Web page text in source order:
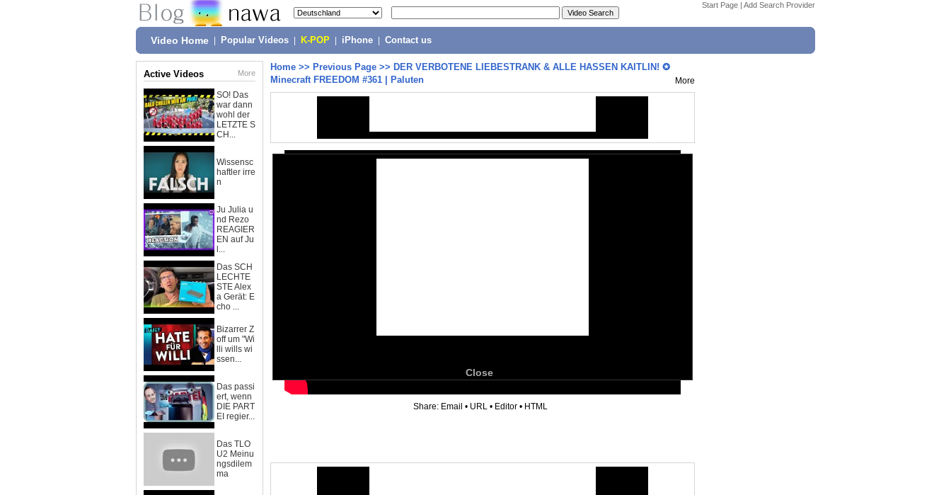
Start Page | Add Search Provider
Video Home Popular Videos K-POP iPhone Contact us
Active Videos More
SO! Das
war dann
wohl der
LETZTE S
CH...
Wissensc
haftler irre
n
Ju Julia u
nd Rezo
REAGIER
EN auf Ju
l...
Das SCH
LECHTE
STE Alex
a Gerät: E
cho ...
Bizarrer Z
off um "Wi
lli wills wi
ssen...
Das passi
ert, wenn
DIE PART
EI regier...
Das TLO
U2 Meinu
ngsdilem
ma
Home >> Previous Page >> DER VERBOTENE LIEBESTRANK & ALLE HASSEN KAITLIN! ✪
Minecraft FREEDOM #361 | Paluten
More
Close
Share: Email • URL • Editor • HTML